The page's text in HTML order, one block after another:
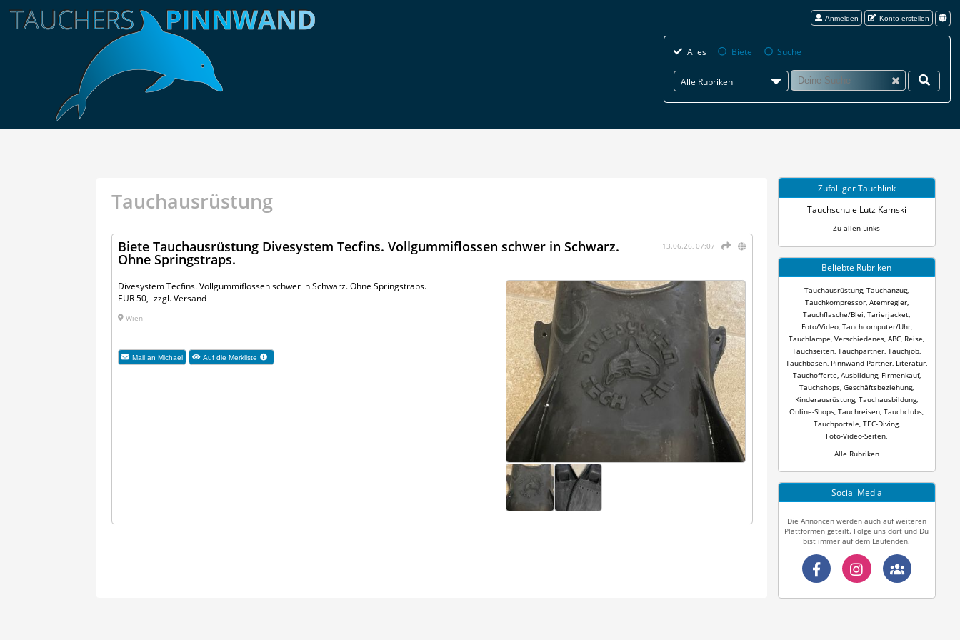
Anmelden Konto erstellen
Alles Biete Suche
Alle Rubriken
Tauchausrüstung
13.06.26, 07:07
Biete Tauchausrüstung Divesystem Tecfins. Vollgummiflossen schwer in Schwarz.
Ohne Springstraps.
Divesystem Tecfins. Vollgummiflossen schwer in Schwarz. Ohne Springstraps.
EUR 50,- zzgl. Versand
Wien
Mail an Michael Auf die Merkliste
Zufälliger Tauchlink
Tauchschule Lutz Kamski
Zu allen Links
Beliebte Rubriken
Tauchausrüstung, Tauchanzug,
Tauchkompressor, Atemregler,
Tauchflasche/Blei Tarierjacket
Foto/Video, Tauchcomputer/Uhr,
Tauchlampe Verschiedenes ABC Reise
Tauchseiten Tauchpartner Tauchjob
Tauchbasen Pinnwand-Partner Literatur
Tauchofferte Ausbildung, Firmenkauf,
Tauchshops Geschäftsbeziehung,
Kinderausrüstung, Tauchausbildung,
Online-Shops Tauchreisen Tauchclubs
Tauchportale TEC-Diving,
Foto-Video-Seiten
Alle Rubriken
Social Media
Die Annoncen werden auch auf weiteren
Plattformen geteilt. Folge uns dort und Du
bist immer auf dem Laufenden.